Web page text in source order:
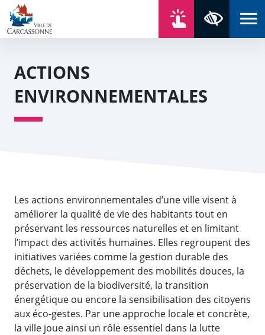
Aller au contenu
Aller au menu
Aller au plan du site
Aller à la recherche
ACTIONS
ENVIRONNEMENTALES
Les actions environnementales d’une ville visent à
améliorer la qualité de vie des habitants tout en
préservant les ressources naturelles et en limitant
l’impact des activités humaines. Elles regroupent des
initiatives variées comme la gestion durable des
déchets, le développement des mobilités douces, la
préservation de la biodiversité, la transition
énergétique ou encore la sensibilisation des citoyens
aux éco-gestes. Par une approche locale et concrète,
la ville joue ainsi un rôle essentiel dans la lutte
Panneau de gestion des cookies